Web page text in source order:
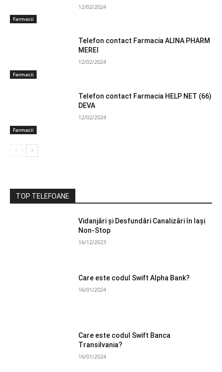
Farmacii
12/02/2024
Farmacii
Telefon contact Farmacia ALINA PHARM
MEREI
12/02/2024
Farmacii
Telefon contact Farmacia HELP NET (66)
DEVA
12/02/2024
TOP TELEFOANE
Vidanjări și Desfundări Canalizări în Iași
Non-Stop
16/12/2023
Care este codul Swift Alpha Bank?
16/01/2024
Care este codul Swift Banca
Transilvania?
16/01/2024